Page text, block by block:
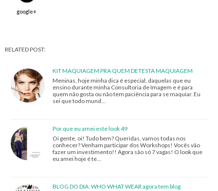
google+
RELATED POST:
KIT MAQUIAGEM PRA QUEM DETESTA MAQUIAGEM
Meninas, hoje minha dica é especial, daquelas que eu
ensino durante minha Consultoria de Imagem e é para
quem não gosta ou não tem paciência para se maquiar. Eu
sei que todo mund…
Por que eu amei este look 49
Oi gente, oi! Tudo bem? Queridas, vamos todas nos
conhecer? Venham participar dos Workshops! Vocês vão
fazer um investimento!! Agora são só 7 vagas! O look que
eu amei hoje é te…
BLOG DO DIA: WHO WHAT WEAR agora tem blog